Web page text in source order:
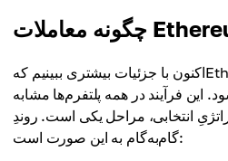
اکنون با جزئیات بیشتری ببینیم کهEthereum در صرافی‌های
این فرآیند در همه پلتفرم‌ها مشابه
انتخابی، مراحل یکی است. روندِ
گام‌به‌گام به این صورت است: